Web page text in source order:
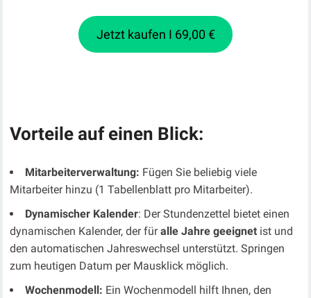
Jetzt kaufen I 69,00 €
Vorteile auf einen Blick:
Mitarbeiterverwaltung: Fügen Sie beliebig viele
Mitarbeiter hinzu (1 Tabellenblatt pro Mitarbeiter).
Dynamischer Kalender: Der Stundenzettel bietet einen
dynamischen Kalender, der füralle Jahre geeignet ist und
den automatischen Jahreswechsel unterstützt. Springen
zum heutigen Datum per Mausklick möglich.
Wochenmodell: Ein Wochenmodell hilft Ihnen, den